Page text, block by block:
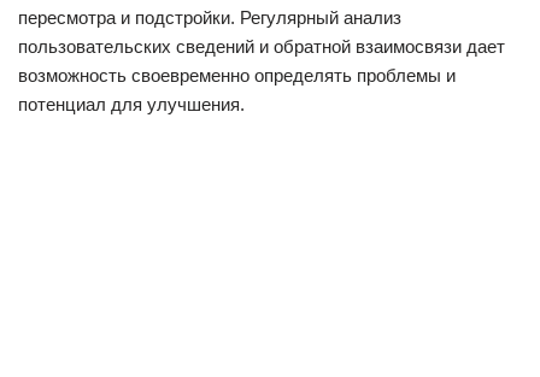
пересмотра и подстройки. Регулярный анализ
пользовательских сведений и обратной взаимосвязи дает
возможность своевременно определять проблемы и
потенциал для улучшения.